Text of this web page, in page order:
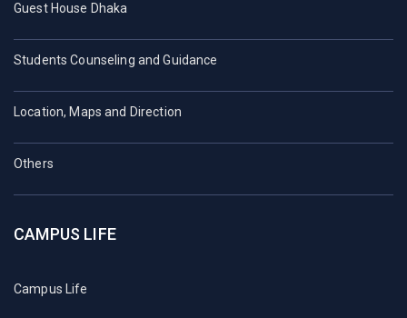
Guest House Dhaka
Students Counseling and Guidance
Location, Maps and Direction
Others
CAMPUS LIFE
Campus Life